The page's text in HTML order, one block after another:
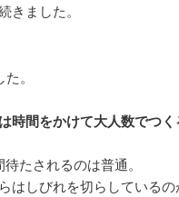
きました。
。
時間をかけて大人数でつく
たされるのは普通。
はしびれを切らしているの